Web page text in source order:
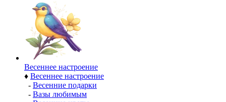
Весеннее настроение
♦ Весеннее настроение
- Весенние подарки
- Вазы любимым